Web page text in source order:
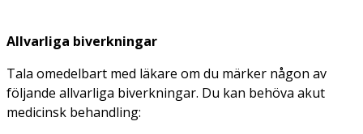
Allvarliga biverkningar
Tala omedelbart med läkare om du märker någon av
följande allvarliga biverkningar. Du kan behöva akut
medicinsk behandling: